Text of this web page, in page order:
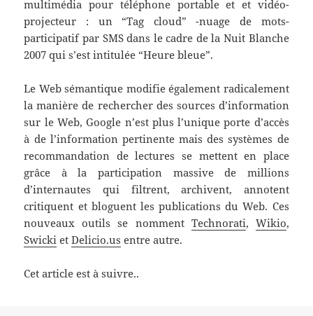
multimédia pour téléphone portable et et vidéo-
projecteur : un “Tag cloud” -nuage de mots-
participatif par SMS dans le cadre de la Nuit Blanche
2007 qui s’est intitulée “Heure bleue”.
Le Web sémantique modifie également radicalement
la manière de rechercher des sources d’information
sur le Web, Google n’est plus l’unique porte d’accès
à de l’information pertinente mais des systèmes de
recommandation de lectures se mettent en place
grâce à la participation massive de millions
d’internautes qui filtrent, archivent, annotent
critiquent et bloguent les publications du Web. Ces
nouveaux outils se nomment Technorati, Wikio,
Swicki etDelicio.us entre autre.
Cet article est à suivre..